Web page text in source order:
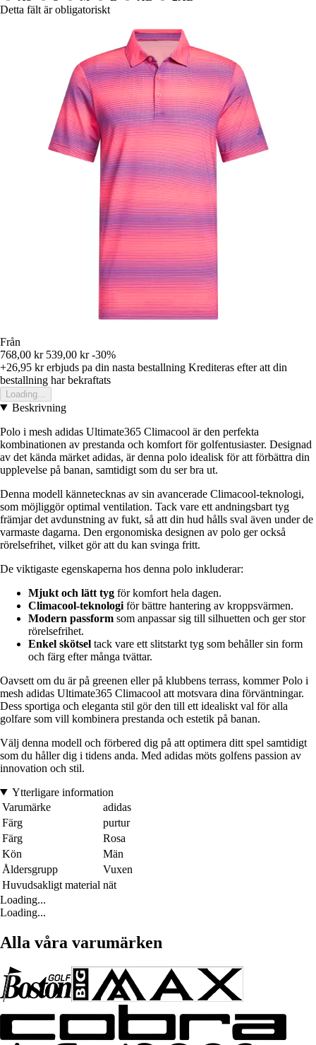
Detta fält är obligatoriskt
Från
768,00 kr 539,00 kr -30%
+26,95 krerbjuds pa din nasta bestallning Krediteras efter att din
bestallning har bekraftats
Loading...
Beskrivning
Polo i mesh adidas Ultimate365 Climacool är den perfekta
kombinationen av prestanda och komfort för golfentusiaster. Designad
av det kända märket adidas, är denna polo idealisk för att förbättra din
upplevelse på banan, samtidigt som du ser bra ut.
Denna modell kännetecknas av sin avancerade Climacool-teknologi,
som möjliggör optimal ventilation. Tack vare ett andningsbart tyg
främjar det avdunstning av fukt, så att din hud hålls sval även under de
varmaste dagarna. Den ergonomiska designen av polo ger också
rörelsefrihet, vilket gör att du kan svinga fritt.
De viktigaste egenskaperna hos denna polo inkluderar:
Mjukt och lätt tyg för komfort hela dagen.
Climacool-teknologi för bättre hantering av kroppsvärmen.
Modern passform som anpassar sig till silhuetten och ger stor
rörelsefrihet.
Enkel skötsel tack vare ett slitstarkt tyg som behåller sin form
och färg efter många tvättar.
Oavsett om du är på greenen eller på klubbens terrass, kommer Polo i
mesh adidas Ultimate365 Climacool att motsvara dina förväntningar.
Dess sportiga och eleganta stil gör den till ett idealiskt val för alla
golfare som vill kombinera prestanda och estetik på banan.
Välj denna modell och förbered dig på att optimera ditt spel samtidigt
som du håller dig i tidens anda. Med adidas möts golfens passion av
innovation och stil.
Ytterligare information
Varumärke
adidas
Färg
purtur
Färg
Rosa
Kön
Män
Åldersgrupp
Vuxen
Huvudsakligt material nät
Loading...
Loading...
Alla våra varumärken